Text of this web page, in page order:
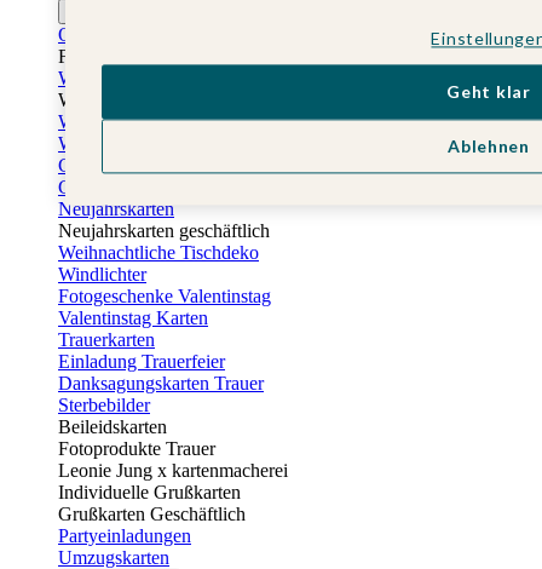
Osterkarten
Fotogeschenke zu Ostern
Weihnachtskarten
Weihnachtskarten selbst gestalten
Weihnachtskarten geschäftlich
Weihnachtsfeier Einladungen
Geschenkaufkleber Weihnachten
Geschenkanhänger Weihnachten
Neujahrskarten
Neujahrskarten geschäftlich
Weihnachtliche Tischdeko
Windlichter
Fotogeschenke Valentinstag
Valentinstag Karten
Trauerkarten
Einladung Trauerfeier
Danksagungskarten Trauer
Sterbebilder
Beileidskarten
Fotoprodukte Trauer
Leonie Jung x kartenmacherei
Individuelle Grußkarten
Grußkarten Geschäftlich
Partyeinladungen
Umzugskarten
Ablehnen
Geht klar